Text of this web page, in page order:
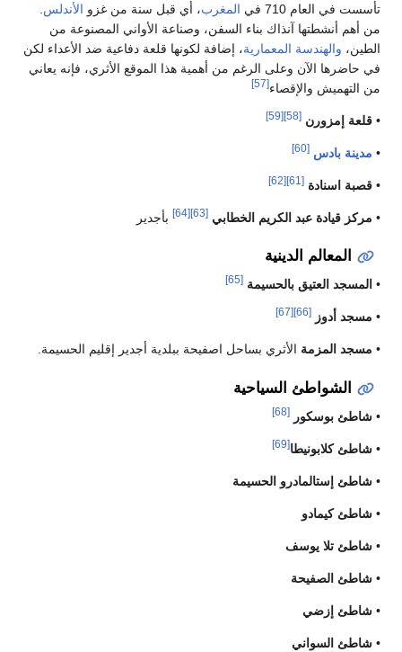
تأسست في العام 710 في
المغرب، أي قبل سنة من غزو الأندلس
من أهم أنشطتها آنذاك بناء السفن، وصناعة الأواني المصنوعة من
الطين، والهندسة المعمارية، إضافة لكونها قلعة دفاعية ضد الأعداء لكن
في حاضرها الآن وعلى الرغم من أهمية هذا الموقع الأثري، فإنه يعاني
من التهميش والإقصاء[57]
• قلعة إمزورن [58]
[59]
• مدينة بادس [60]
• قصبة اسنادة [61]
[62]
• مركز قيادة عبد الكريم الخطابي [63]
[64] بأجدير
المعالم الدينية
• المسجد العتيق بالحسيمة [65]
• مسجد أدوز [66]
[67]
• مسجد المزمة الأثري بساحل اصفيحة ببلدية أجدير إقليم الحسيمة.
الشواطئ السياحية
• شاطئ بوسكور [68]
• شاطئ كلابونيطا[69]
• شاطئ إستالمادرو الحسيمة
• شاطئ كيمادو
• شاطئ تلا يوسف
• شاطئ الصفيحة
• شاطئ إزضي
• شاطئ السواني